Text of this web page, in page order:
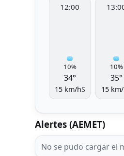
12:00
10%
34°
15 km/hS
10%
35°
15
Alertes (AEMET)
No se pudo cargar el